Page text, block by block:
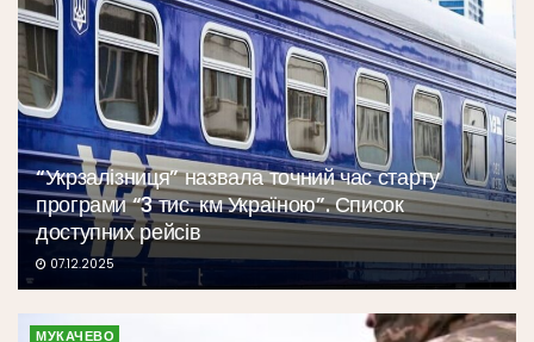
“Укрзалізниця” назвала точний час старту
програми “3 тис. км Україною”. Список
доступних рейсів
07.12.2025
МУКАЧЕВО